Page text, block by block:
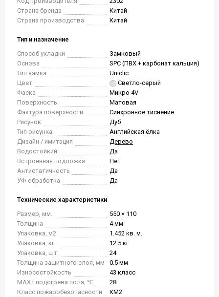
Страна бренда
Китай
Страна производства
Китай
Тип и назначение
Способ укладки
Замковый
Основа
SPC (ПВХ + карбонат кальция)
Тип замка
Uniclic
Цвет
Светло-серый
Фаска
Микро 4V
Поверхность
Матовая
Фактура поверхности
Синхронное тиснение
Рисунок
Дуб
Тип рисунка
Английская ёлка
Дизайн / имитация
Дерево
Водостойкий
Да
Встроенная подложка
Нет
Антистатичность
Да
УФ-обработка
Да
Технические характеристики
Размер, мм.
550 × 110
Толщина
4 мм
Упаковка, м2
1.452 кв. м.
Упаковка, кг.
12.5 кг
Упаковка, шт.
24
Толщина защитного слоя, мм
0.5 мм
Износостойкость
43 класс
MAX t подогрева пола, ℃
28
Класс пожаробезопасности
КМ2